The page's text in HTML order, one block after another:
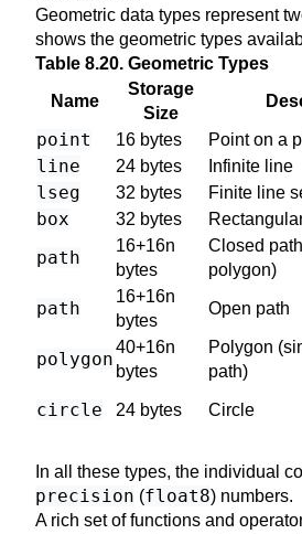
Geometric data types represent
shows the geometric types
Table 8.20. Geometric Types
Name
Storage
Size
point 16 bytes Point on a
line 24 bytes Infinite line
lseg 32 bytes Finite line
box 32 bytes
path
16+16n
bytes
Closed
polygon)
path
16+16n
bytes
Open path
polygon
40+16n
bytes
Polygon
path)
circle 24 bytes Circle
In all these types, the individual
precision (float8) numbers.
A rich set of functions and